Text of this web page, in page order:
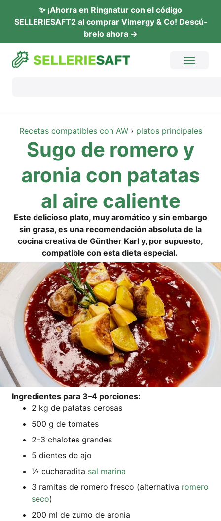
✨ ¡Ahor­ra en Ring­na­tur con el códi­go
SELLERIESAFT2 al com­prar Vimer­gy & Co! Descú­
b­re­lo ahora →
Rece­tas com­pa­ti­bles con AW› pla­tos principales
Sugo de rome­ro y
aro­nia con pata­tas
al aire caliente
Este deli­cio­so pla­to, muy aromá­ti­co y sin embar­go
sin grasa, es una reco­men­d­ación abso­lu­ta de la
coci­na crea­ti­va de Gün­ther Karl y, por supues­to,
com­pa­ti­ble con esta die­ta especial.
Ingre­di­en­tes para 3–4 porciones:
2 kg de pata­tas cerosas
500 g de tomates
2–3 cha­lo­tes grandes
5 dien­tes de ajo
½ cucha­ra­di­ta sal mari­na
3 rami­t­as de rome­ro fres­co (alter­na­ti­va rome­ro
seco)
200 ml de zumo de aronia